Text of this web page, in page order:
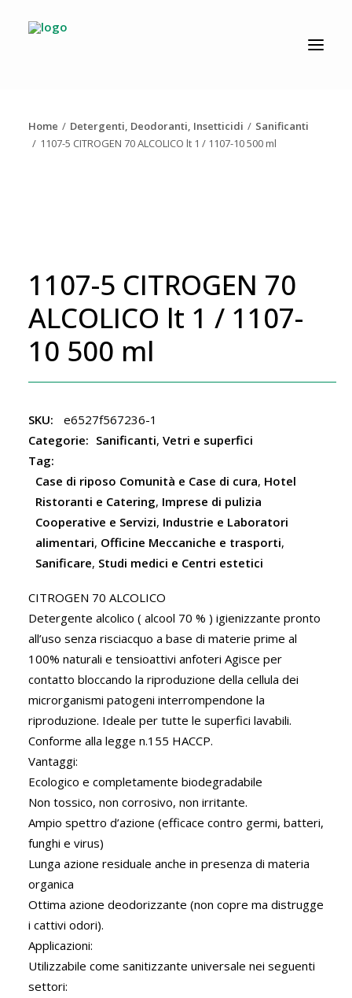
AZIENDA
Home Detergenti, Deodoranti, Insetticidi
Sanificanti
1107-5 CITROGEN 70 ALCOLICO lt 1 / 1107-10 500 ml
1107-5 CITROGEN 70
ALCOLICO lt 1 / 1107-
10 500 ml
SKU:
e6527f567236-1
Categorie: Sanificanti, Vetri e superfici
Tag:
Case di riposo Comunità e Case di cura, Hotel
Ristoranti e Catering, Imprese di pulizia
Cooperative e Servizi, Industrie e Laboratori
alimentari, Officine Meccaniche e trasporti,
Sanificare, Studi medici e Centri estetici
CITROGEN 70 ALCOLICO
Detergente alcolico ( alcool 70 % ) igienizzante pronto
all’uso senza risciacquo a base di materie prime al
100% naturali e tensioattivi anfoteri Agisce per
contatto bloccando la riproduzione della cellula dei
microrganismi patogeni interrompendone la
riproduzione. Ideale per tutte le superfici lavabili.
Conforme alla legge n.155 HACCP.
Vantaggi:
Ecologico e completamente biodegradabile
Non tossico, non corrosivo, non irritante.
Ampio spettro d’azione (efficace contro germi, batteri,
funghi e virus)
Lunga azione residuale anche in presenza di materia
organica
Ottima azione deodorizzante (non copre ma distrugge
i cattivi odori).
Applicazioni:
Utilizzabile come sanitizzante universale nei seguenti
settori: